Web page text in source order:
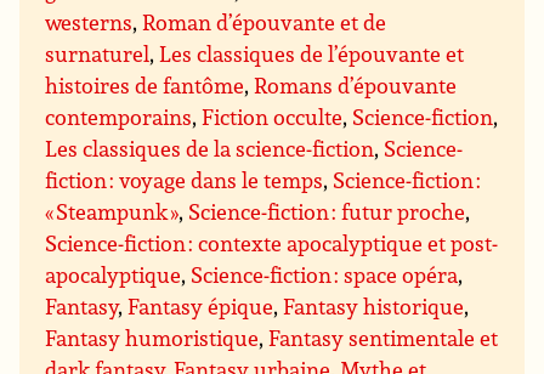
westerns,Roman d’épouvante et de
surnaturel,Les classiques de l’épouvante et
histoires de fantôme,Romans d’épouvante
contemporains,Fiction occulte, Science-fiction,
Les classiques de la science-fiction, Science-
fiction : voyage dans le temps, Science-fiction :
« Steampunk », Science-fiction : futur proche,
Science-fiction : contexte apocalyptique et post-
apocalyptique, Science-fiction : space opéra,
Fantasy,Fantasy épique,Fantasy historique,
Fantasy humoristique,Fantasy sentimentale et